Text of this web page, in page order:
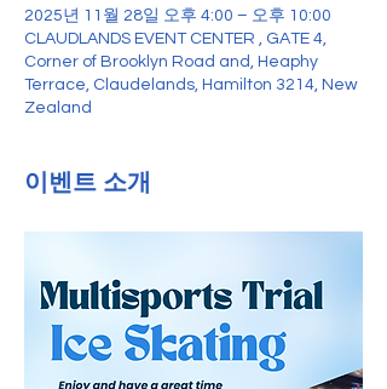
2025년 11월 28일 오후 4:00 – 오후 10:00
CLAUDLANDS EVENT CENTER , GATE 4,
Corner of Brooklyn Road and, Heaphy
Terrace, Claudelands, Hamilton 3214, New
Zealand
이벤트 소개